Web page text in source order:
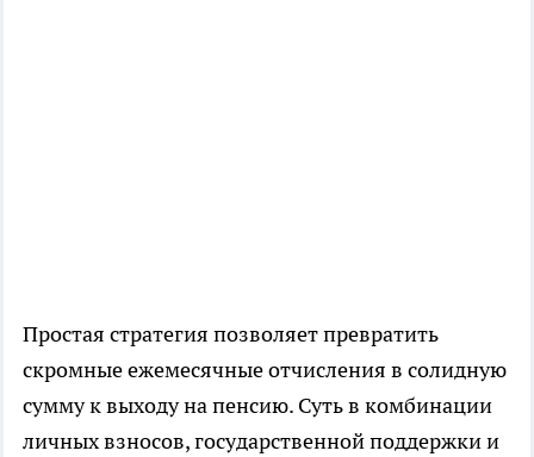
Простая стратегия позволяет превратить
скромные ежемесячные отчисления в солидную
сумму к выходу на пенсию. Суть в комбинации
личных взносов, государственной поддержки и